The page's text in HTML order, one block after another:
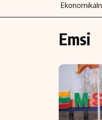
Turinys
Naujienos
Verslas
Energetika
Ekonomika
Emsi